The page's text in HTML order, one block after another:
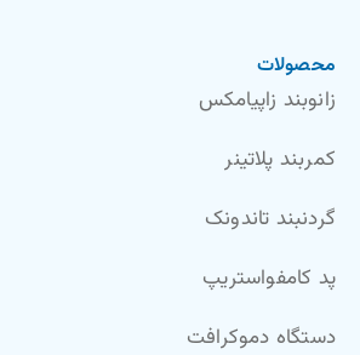
محصولات
زانوبند زاپیامکس
کمربند پلاتینر
گردنبند تاندونک
پد کامفواستریپ
دستگاه دموکرافت